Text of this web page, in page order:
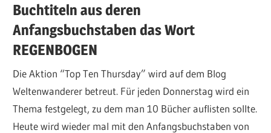
Buchtiteln aus deren
Anfangsbuchstaben das Wort
REGENBOGEN
Die Aktion “Top Ten Thursday” wird auf dem Blog
Weltenwanderer betreut. Für jeden Donnerstag wird ein
Thema festgelegt, zu dem man 10 Bücher auflisten sollte.
Heute wird wieder mal mit den Anfangsbuchstaben von